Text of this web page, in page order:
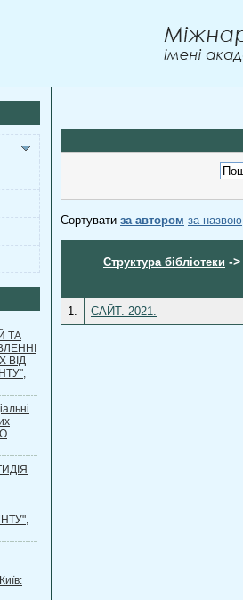
ТА
ВІД
Сортувати за автором за назвою
Структура бібліотеки ->
1. САЙТ. 2021.